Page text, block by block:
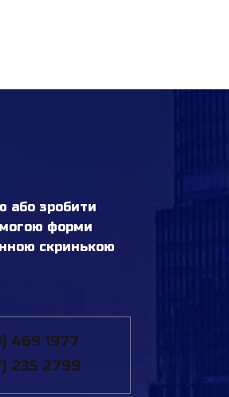
або зробити
форми
скринькою
469 1977
235 2799